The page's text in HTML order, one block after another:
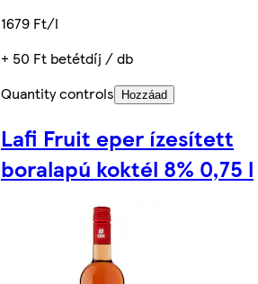
1679 Ft/l
+ 50 Ft betétdíj / db
Quantity controls
Hozzáad
Lafi Fruit eper ízesített
boralapú koktél 8% 0,75 l